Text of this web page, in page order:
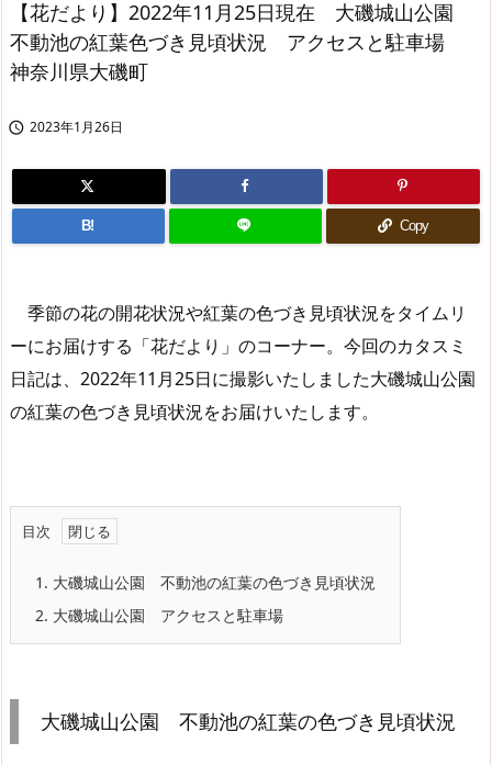
【花だより】2022年11月25日現在 大磯城山公園
不動池の紅葉色づき見頃状況 アクセスと駐車場
神奈川県大磯町
 2023年1月26日
B! Copy
季節の花の開花状況や紅葉の色づき見頃状況をタイムリ
ーにお届けする「花だより」のコーナー。今回のカタスミ
日記は、2022年11月25日に撮影いたしました大磯城山公園
の紅葉の色づき見頃状況をお届けいたします。
目次
1. 大磯城山公園 不動池の紅葉の色づき見頃状況
2. 大磯城山公園 アクセスと駐車場
大磯城山公園 不動池の紅葉の色づき見頃状況